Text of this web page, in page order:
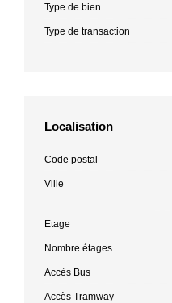
Type de bien
Type de transaction
Localisation
Code postal
Ville
Etage
Nombre étages
Accès Bus
Accès Tramway